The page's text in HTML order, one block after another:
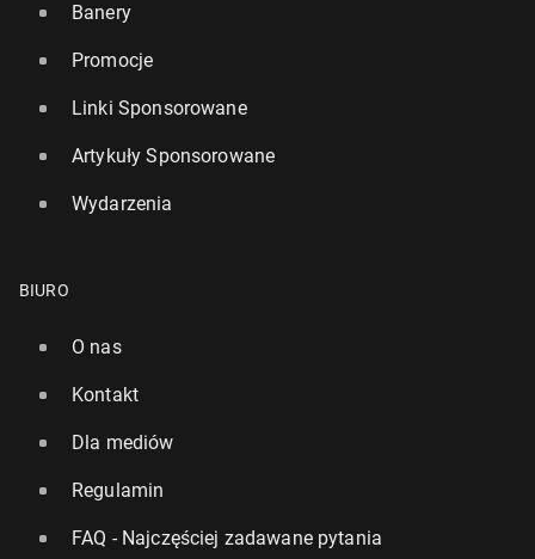
Banery
Promocje
Linki Sponsorowane
Artykuły Sponsorowane
Wydarzenia
BIURO
O nas
Kontakt
Dla mediów
Regulamin
FAQ - Najczęściej zadawane pytania